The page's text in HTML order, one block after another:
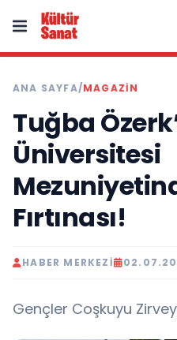
ANA SAYFA/MAGAZIN
Tuğba
Üniversitesi
Fırtınası!
HABER MERKEZI
Gençler Coşkuyu